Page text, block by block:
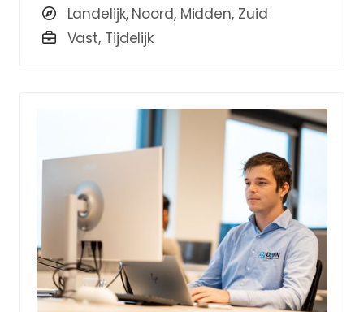
Landelijk, Noord, Midden, Zuid
Vast, Tijdelijk